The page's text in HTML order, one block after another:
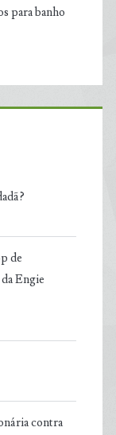
para banho
de
Engie
contra